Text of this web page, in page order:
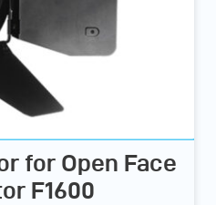
for Open Face
F1600